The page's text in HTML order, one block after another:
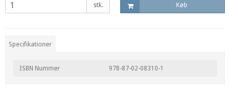
stk. Køb
Specifikationer
ISBN Nummer 978-87-02-08310-1